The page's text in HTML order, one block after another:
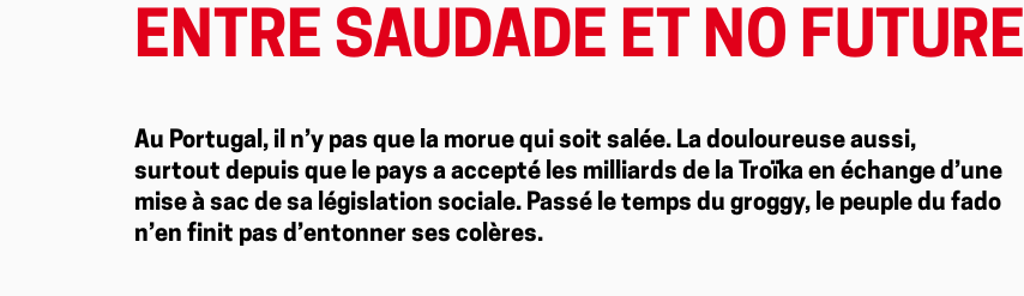
ENTRE SAUDADE ET NO FUTURE
Au Portugal, il n’y pas que la morue qui soit salée. La douloureuse aussi,
surtout depuis que le pays a accepté les milliards de la Troïka en échange d’une
mise à sac de sa législation sociale. Passé le temps du groggy, le peuple du fado
n’en finit pas d’entonner ses colères.